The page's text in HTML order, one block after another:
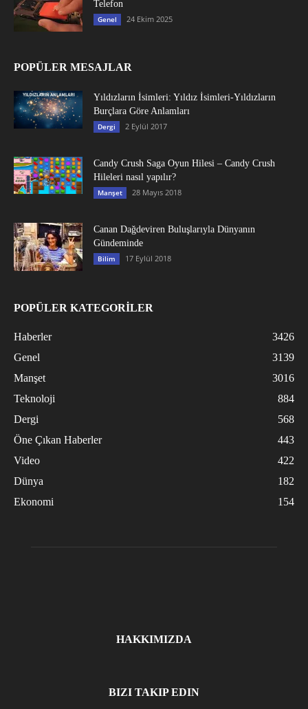
Telefon
Genel 24 Ekim 2025
POPÜLER MESAJLAR
Yıldızların İsimleri: Yıldız İsimleri-Yıldızların
Burçlara Göre Anlamları
Dergi 2 Eylül 2017
Candy Crush Saga Oyun Hilesi – Candy Crush
Hileleri nasıl yapılır?
Manşet 28 Mayıs 2018
Canan Dağdeviren Buluşlarıyla Dünyanın
Gündeminde
Bilim 17 Eylül 2018
POPÜLER KATEGORİLER
Haberler
3426
Genel
3139
Manşet
3016
Teknoloji
884
Dergi
568
Öne Çıkan Haberler
443
Video
422
Dünya
182
Ekonomi
154
HAKKIMIZDA
BIZI TAKIP EDIN